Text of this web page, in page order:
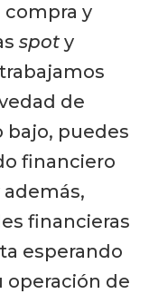
y
spoty
de
bajo, puedes
financiero
financieras
esperando
operación de